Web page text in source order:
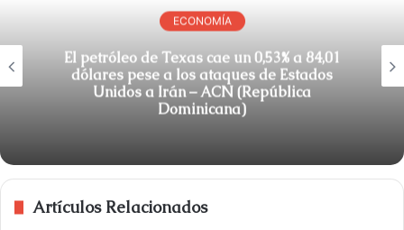
o
w
e
b
ECONOMÍA
El petróleo de Texas cae un 0,53% a 84,01
dólares pese a los ataques de Estados
Unidos a Irán – ACN (República
Dominicana)
Artículos Relacionados